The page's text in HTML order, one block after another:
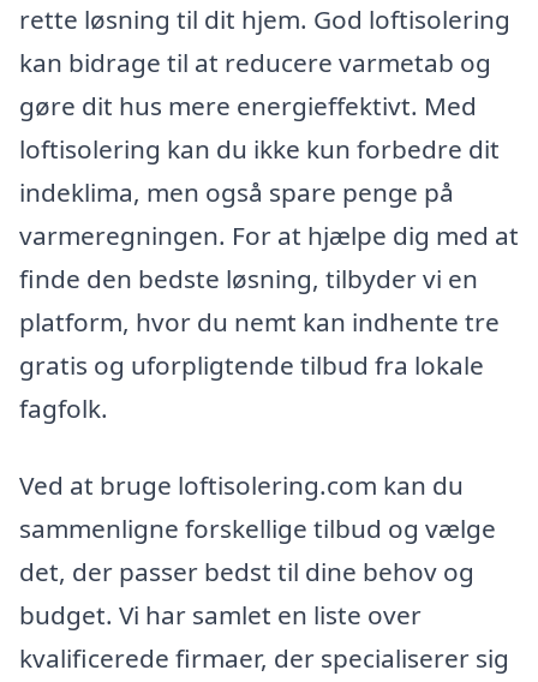
rette løsning til dit hjem. God loftisolering
kan bidrage til at reducere varmetab og
gøre dit hus mere energieffektivt. Med
loftisolering kan du ikke kun forbedre dit
indeklima, men også spare penge på
varmeregningen. For at hjælpe dig med at
finde den bedste løsning, tilbyder vi en
platform, hvor du nemt kan indhente tre
gratis og uforpligtende tilbud fra lokale
fagfolk.
Ved at bruge loftisolering.com kan du
sammenligne forskellige tilbud og vælge
det, der passer bedst til dine behov og
budget. Vi har samlet en liste over
kvalificerede firmaer, der specialiserer sig